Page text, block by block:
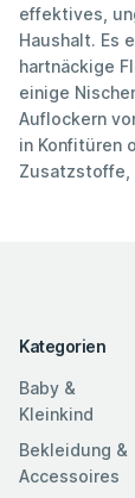
effektives,
Haushalt. Es
hartnäckige
einige
Auflockern
in Konfitüren
Zusatzstoffe,
Kategorien
Baby &
Kleinkind
Bekleidung &
Accessoires